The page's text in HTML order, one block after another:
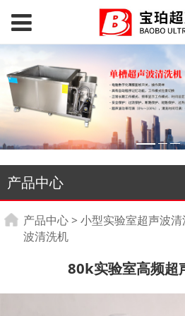
产品中心
80k实验室高
清洗机
产品中心> 小型实验室超声波
波清洗机
80k实验室高频超